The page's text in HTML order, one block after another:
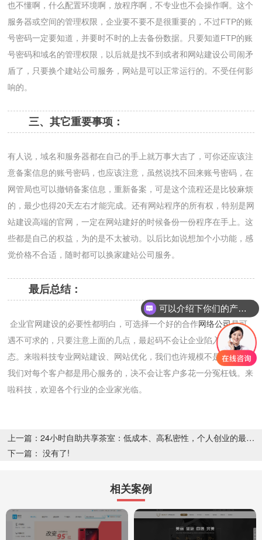
也不懂啊，什么配置环境啊，放程序啊，不专业也不会操作啊。这个
服务器或空间的管理权限，企业要不要不是很重要的，不过FTP的账
号密码一定要知道，并要时不时的上去备份数据。只要知道FTP的账
号密码和域名的管理权限，以后就是找不到或者和网站建设公司闹矛
盾了，只要换个建站公司服务，网站是可以正常运行的。不受任何影
响的。
三、其它重要事项：
有人说，域名和服务器都在自己的手上就万事大吉了，可你还应该注
意备案信息的账号密码，也应该注意，虽然说找不回来账号密码，在
网管局也可以撤销备案信息，重新备案，可是这个流程还是比较麻烦
的，最少也得20天左右才能完成。还有网站程序的所有权，特别是网
站建设高端的官网，一定在网站建好的时候备份一份程序在手上。这
些都是自己的权益，为的是不太被动。以后比如说想加个小功能，感
觉价格不合适，随时都可以换家建站公司服务。
最后总结：
企业官网建设的必要性都明白，可选择一个好的合作网络公司是可
遇不可求的，只要注意上面的几点，最起码不会让企业陷入被动的状
态。来啦科技专业网站建设、网站优化，我们也许规模不是很大，但
我们对每个客户都是用心服务的，决不会让客户多花一分冤枉钱。来
啦科技，欢迎各个行业的企业家光临。
上一篇：24小时自助共享茶室：低成本、高私密性，个人创业的最佳选择
下一篇： 没有了!
相关案例
可以介绍下你们的产品么